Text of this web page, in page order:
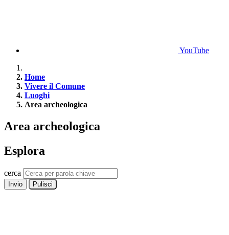
YouTube
Home
Vivere il Comune
Luoghi
Area archeologica
Area archeologica
Esplora
cerca
Invio Pulisci